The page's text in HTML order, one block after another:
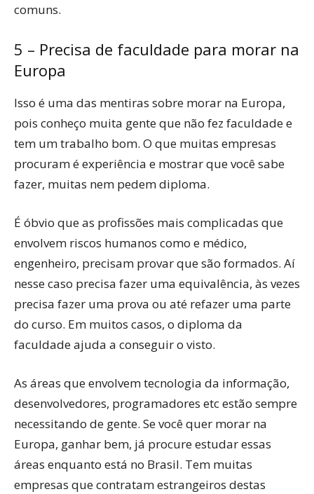
comuns.
5 – Precisa de faculdade para morar na
Europa
Isso é uma das mentiras sobre morar na Europa,
pois conheço muita gente que não fez faculdade e
tem um trabalho bom. O que muitas empresas
procuram é experiência e mostrar que você sabe
fazer, muitas nem pedem diploma.
É óbvio que as profissões mais complicadas que
envolvem riscos humanos como e médico,
engenheiro, precisam provar que são formados. Aí
nesse caso precisa fazer uma equivalência, às vezes
precisa fazer uma prova ou até refazer uma parte
do curso. Em muitos casos, o diploma da
faculdade ajuda a conseguir o visto.
As áreas que envolvem tecnologia da informação,
desenvolvedores, programadores etc estão sempre
necessitando de gente. Se você quer morar na
Europa, ganhar bem, já procure estudar essas
áreas enquanto está no Brasil. Tem muitas
empresas que contratam estrangeiros destas